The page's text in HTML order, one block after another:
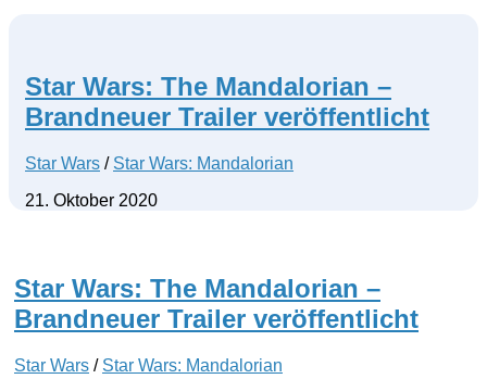
Star Wars: The Mandalorian –
Brandneuer Trailer veröffentlicht
Star Wars / Star Wars: Mandalorian
21. Oktober 2020
Star Wars: The Mandalorian –
Brandneuer Trailer veröffentlicht
Star Wars / Star Wars: Mandalorian